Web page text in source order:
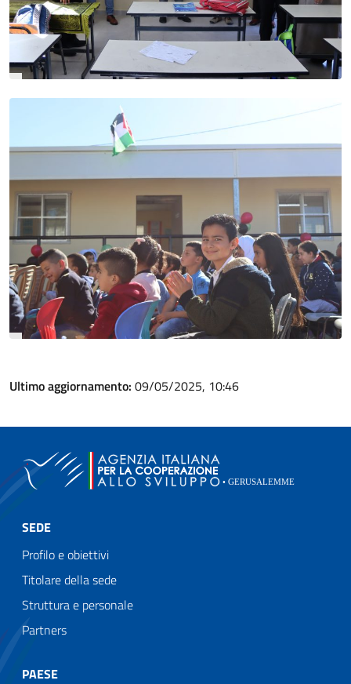
Ultimo aggiornamento: 09/05/2025, 10:46
SEDE
Profilo e obiettivi
Titolare della sede
Struttura e personale
Partners
PAESE